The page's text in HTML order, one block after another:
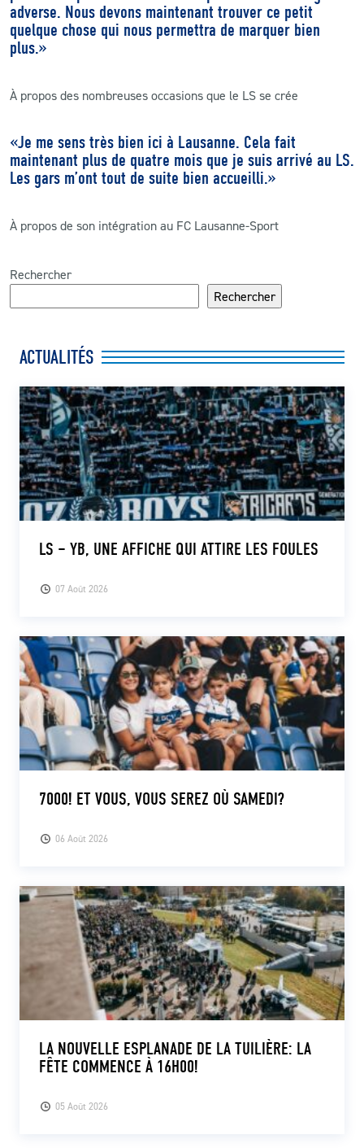
adverse. Nous devons maintenant trouver ce petit
quelque chose qui nous permettra de marquer bien
plus.»
À propos des nombreuses occasions que le LS se crée
«Je me sens très bien ici à Lausanne. Cela fait
maintenant plus de quatre mois que je suis arrivé au LS.
Les gars m’ont tout de suite bien accueilli.»
À propos de son intégration au FC Lausanne-Sport
Rechercher
Rechercher
ACTUALITÉS
07 Août 2026
LS – YB, UNE AFFICHE QUI ATTIRE LES FOULES
06 Août 2026
7000! ET VOUS, VOUS SEREZ OÙ SAMEDI?
05 Août 2026
LA NOUVELLE ESPLANADE DE LA TUILIÈRE: LA
FÊTE COMMENCE À 16H00!